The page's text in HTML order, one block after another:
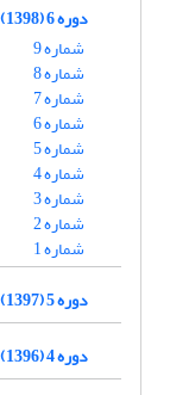
دوره 6 (1398)
شماره 9
شماره 8
شماره 7
شماره 6
شماره 5
شماره 4
شماره 3
شماره 2
شماره 1
دوره 5 (1397)
دوره 4 (1396)